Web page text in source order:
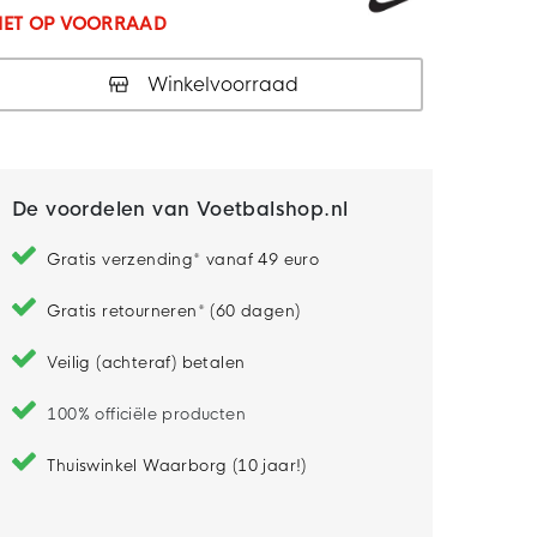
OP VOORRAAD
Winkelvoorraad
De voordelen van Voetbalshop.nl
Gratis verzending* vanaf 49 euro
Gratis retourneren* (60 dagen)
Veilig (achteraf) betalen
100% officiële producten
Thuiswinkel Waarborg (10 jaar!)